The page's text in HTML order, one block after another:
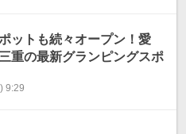
ットも続々オープン！愛
重の最新グランピングスポ
9:29